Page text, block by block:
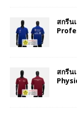
สกรีน
สกรีน